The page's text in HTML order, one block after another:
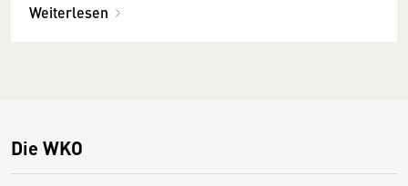
Weiterlesen
Die WKO